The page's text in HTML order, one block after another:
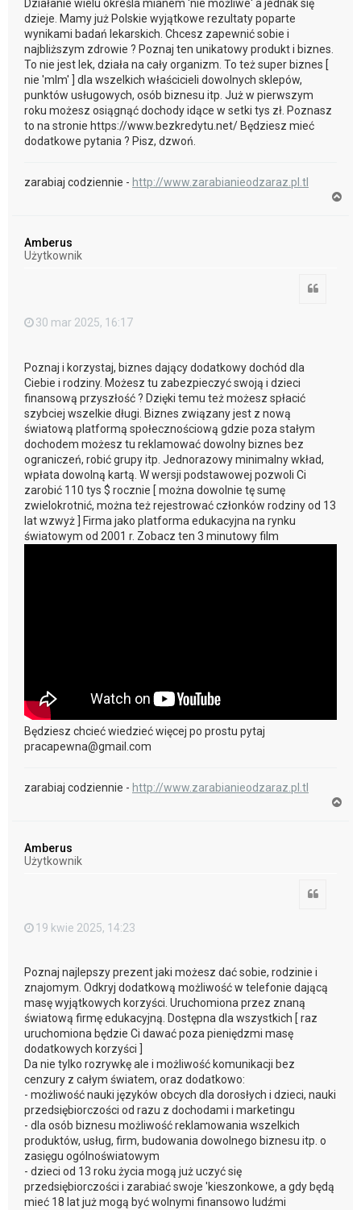
Działanie wielu określa mianem 'nie możliwe' a jednak się
dzieje. Mamy już Polskie wyjątkowe rezultaty poparte
wynikami badań lekarskich. Chcesz zapewnić sobie i
najbliższym zdrowie ? Poznaj ten unikatowy produkt i biznes.
To nie jest lek, działa na cały organizm. To też super biznes [
nie 'mlm' ] dla wszelkich właścicieli dowolnych sklepów,
punktów usługowych, osób biznesu itp. Już w pierwszym
roku możesz osiągnąć dochody idące w setki tys zł. Poznasz
to na stronie https://www.bezkredytu.net/ Będziesz mieć
dodatkowe pytania ? Pisz, dzwoń.
zarabiaj codziennie - http://www.zarabianieodzaraz.pl.tl
Amberus
Użytkownik
30 mar 2025, 16:17
Poznaj i korzystaj, biznes dający dodatkowy dochód dla
Ciebie i rodziny. Możesz tu zabezpieczyć swoją i dzieci
finansową przyszłość ? Dzięki temu też możesz spłacić
szybciej wszelkie długi. Biznes związany jest z nową
światową platformą społecznościową gdzie poza stałym
dochodem możesz tu reklamować dowolny biznes bez
ograniczeń, robić grupy itp. Jednorazowy minimalny wkład,
wpłata dowolną kartą. W wersji podstawowej pozwoli Ci
zarobić 110 tys $ rocznie [ można dowolnie tę sumę
zwielokrotnić, można też rejestrować członków rodziny od 13
lat wzwyż ] Firma jako platforma edukacyjna na rynku
światowym od 2001 r. Zobacz ten 3 minutowy film
Będziesz chcieć wiedzieć więcej po prostu pytaj
pracapewna@gmail.com
zarabiaj codziennie - http://www.zarabianieodzaraz.pl.tl
Amberus
Użytkownik
19 kwie 2025, 14:23
Poznaj najlepszy prezent jaki możesz dać sobie, rodzinie i
znajomym. Odkryj dodatkową możliwość w telefonie dającą
masę wyjątkowych korzyści. Uruchomiona przez znaną
światową firmę edukacyjną. Dostępna dla wszystkich [ raz
uruchomiona będzie Ci dawać poza pieniędzmi masę
dodatkowych korzyści ]
Da nie tylko rozrywkę ale i możliwość komunikacji bez
cenzury z całym światem, oraz dodatkowo:
- możliwość nauki języków obcych dla dorosłych i dzieci, nauki
przedsiębiorczości od razu z dochodami i marketingu
- dla osób biznesu możliwość reklamowania wszelkich
produktów, usług, firm, budowania dowolnego biznesu itp. o
zasięgu ogólnoświatowym
- dzieci od 13 roku życia mogą już uczyć się
przedsiębiorczości i zarabiać swoje 'kieszonkowe, a gdy będą
mieć 18 lat już mogą być wolnymi finansowo ludźmi